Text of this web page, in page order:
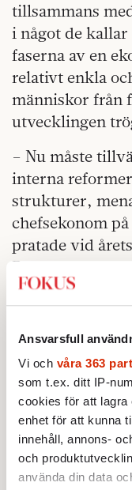
Ansvarsfull
Vi och våra 363
som t.ex. ditt IP-
cookies för att lagra
enhet för att kunna
innehåll, annons-
och
använda din data
tillsammans
i något de
faserna av en
relativt enkla
människor från
utvecklingen
– Nu måste
interna
strukturer,
chefsekonom
pratade vid
Davos.
Det ljusa livet.
stadsdelen
de flesta.
1,4 miljoner
i landet sedan
favelorna.
håller på att